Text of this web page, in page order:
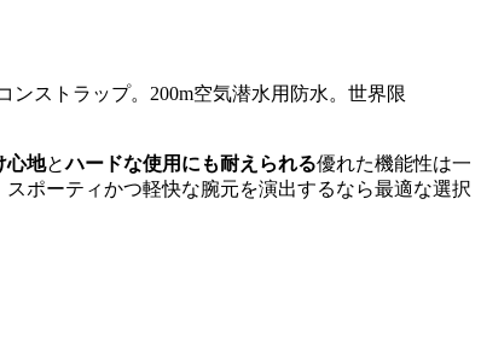
ンストラップ。200m空気潜水用防水。世界限
心地とハードな使用にも耐えられる優れた機能性は一
ポーティかつ軽快な腕元を演出するなら最適な選択